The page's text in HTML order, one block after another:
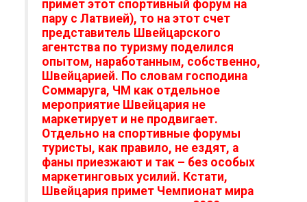
примет этот спортивный форум на
пару с Латвией), то на этот счет
представитель Швейцарского
агентства по туризму поделился
опытом, наработанным, собственно,
Швейцарией. По словам господина
Соммаруга, ЧМ как отдельное
мероприятие Швейцария не
маркетирует и не продвигает.
Отдельно на спортивные форумы
туристы, как правило, не ездят, а
фаны приезжают и так – без особых
маркетинговых усилий. Кстати,
Швейцария примет Чемпионат мира